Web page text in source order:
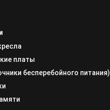
платы
бесперебойного питания)